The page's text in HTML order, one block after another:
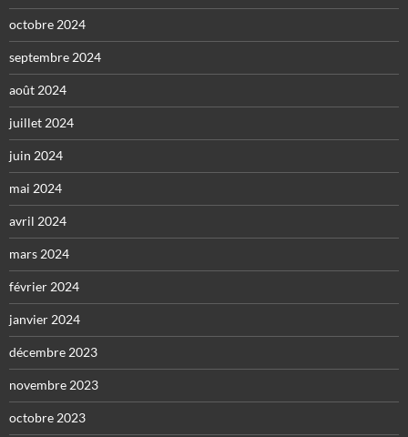
octobre 2024
septembre 2024
août 2024
juillet 2024
juin 2024
mai 2024
avril 2024
mars 2024
février 2024
janvier 2024
décembre 2023
novembre 2023
octobre 2023